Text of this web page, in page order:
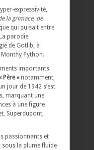
expressivité,
la grimace, de
qui puisait entre
parodie
de Gotlib, à
Monthy Python.
importants
Père » notamment,
jour de 1942 s’est
marquant une
à une figure
Superdupont,
passionnants et
sous la plume fluide